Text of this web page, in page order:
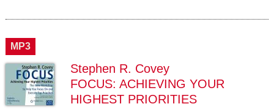
MP3
Stephen R. Covey
FOCUS: ACHIEVING YOUR
HIGHEST PRIORITIES